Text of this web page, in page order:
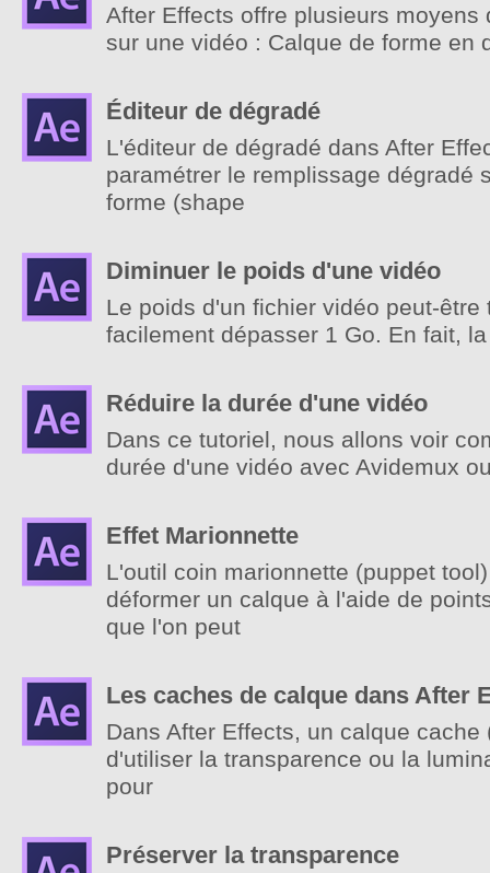
After Effects offre plusieurs moyens
sur une vidéo : Calque de forme en
Éditeur de dégradé
L'éditeur de dégradé dans After
paramétrer le remplissage dégradé
forme (shape
Diminuer le poids d'une vidéo
Le poids d'un fichier vidéo peut-être
facilement dépasser 1 Go. En fait,
Réduire la durée d'une vidéo
Dans ce tutoriel, nous allons voir
durée d'une vidéo avec Avidemux
Effet Marionnette
L'outil coin marionnette (puppet
déformer un calque à l'aide de
que l'on peut
Les caches de calque dans After
Dans After Effects, un calque
d'utiliser la transparence ou la
pour
Préserver la transparence